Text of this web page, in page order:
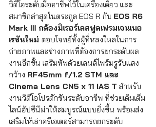
วิดีโอระดับมืออาชีพไว้ในเครื่องเดียว และ
สมาชิกล่าสุดในตระกูล EOS R กับ EOS R6
Mark III กล้องมิเรอร์เลสฟูลเฟรมเจนเนอ
เรชันใหม่ ตอบโจทย์ทั้งผู้ที่หลงใหลในการ
ถ่ายภาพและช่างภาพที่ต้องการยกระดับผล
งานอีกขั้น เสริมทัพด้วยเลนส์ไพร์มรูรับแสง
กว้าง RF45mm f/1.2 STM และ
Cinema Lens CN5 x 11 IAS T สำหรับ
งานวิดีโอโปรดักชันระดับอาชีพ ที่ช่วยเติมเต็ม
ไลน์อัปซีนีม่าให้สมบูรณ์แบบยิ่งขึ้น พร้อมส่ง
เสริมให้เล่าครีเอเตอร์สามารถยกระดับ